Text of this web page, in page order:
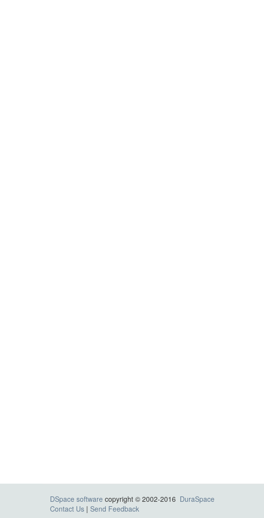
DSpace software copyright © 2002-2016 DuraSpace
Contact Us | Send Feedback